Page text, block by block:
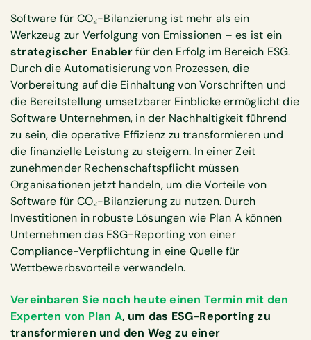
Software für CO₂-Bilanzierung ist mehr als ein
Werkzeug zur Verfolgung von Emissionen – es ist ein
strategischer Enablerfür den Erfolg im Bereich ESG.
Durch die Automatisierung von Prozessen, die
Vorbereitung auf die Einhaltung von Vorschriften und
die Bereitstellung umsetzbarer Einblicke ermöglicht die
Software Unternehmen, in der Nachhaltigkeit führend
zu sein, die operative Effizienz zu transformieren und
die finanzielle Leistung zu steigern. In einer Zeit
zunehmender Rechenschaftspflicht müssen
Organisationen jetzt handeln, um die Vorteile von
Software für CO₂-Bilanzierung zu nutzen. Durch
Investitionen in robuste Lösungen wie Plan A können
Unternehmen das ESG-Reporting von einer
Compliance-Verpflichtung in eine Quelle für
Wettbewerbsvorteile verwandeln.
Vereinbaren Sie noch heute einen Termin mit den
Experten von Plan A, um das ESG-Reporting zu
transformieren und den Weg zu einer